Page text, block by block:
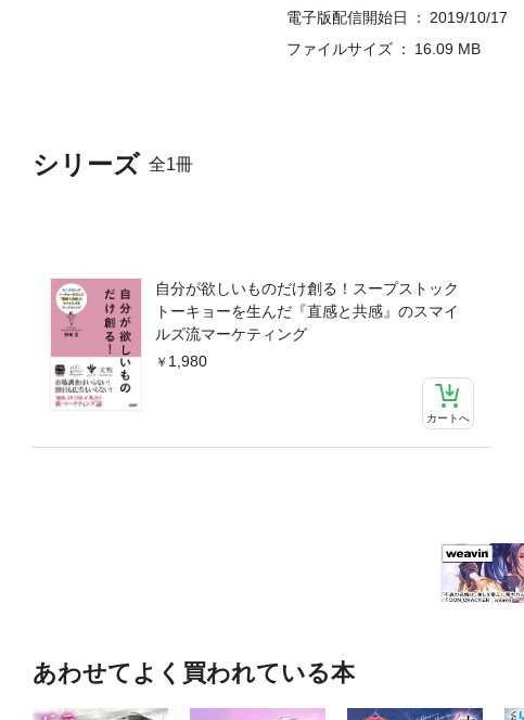
シリーズ 全1冊
自分が欲しいものだけ創る！スープストック
トーキョーを生んだ『直感と共感』のスマイ
ルズ流マーケティング
1,980
カートへ
のように顧客の文脈を作ったか2
電子版配信開始日
2019/10/17
ファイルサイズ
16.09 MB
あわせてよく買われている本